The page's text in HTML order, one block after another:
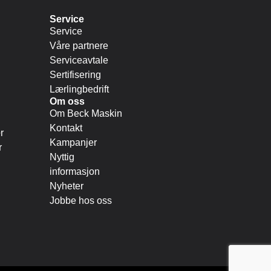
Service
Service
Våre partnere
Serviceavtale
Sertifisering
Lærlingbedrift
Om oss
Om Beck Maskin
Kontakt
Kampanjer
Nyttig
informasjon
Nyheter
Jobbe hos oss